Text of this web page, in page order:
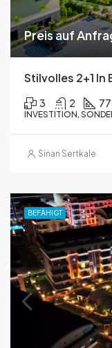
Preis auf
Stilvolles 2+1 In
3 2 77
INVESTITION,
Sinan Sertkale
BEFÄHIGT